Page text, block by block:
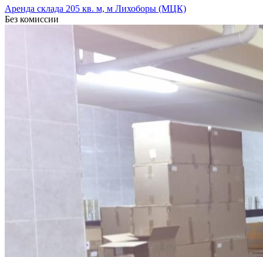
Аренда склада 205 кв. м, м Лихоборы (МЦК)
Без комиссии